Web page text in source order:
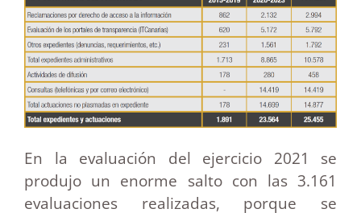
En la evaluación del ejercicio 2021 se
produjo un enorme salto con las 3.161
evaluaciones realizadas, porque se